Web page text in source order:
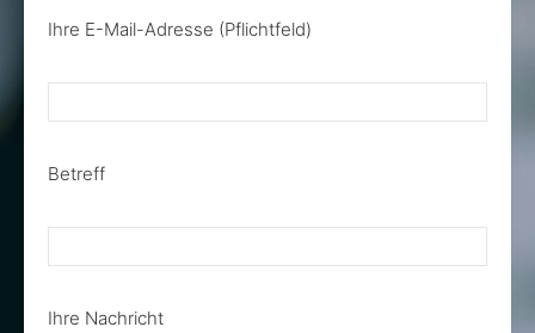
Ihre E-Mail-Adresse (Pflichtfeld)
Betreff
Ihre Nachricht